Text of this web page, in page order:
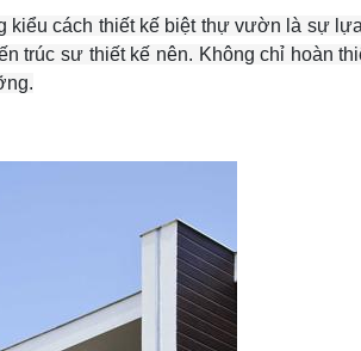
cách thiết kế biệt thự vườn là sự
trúc sư thiết kế nên. Không chỉ hoàn